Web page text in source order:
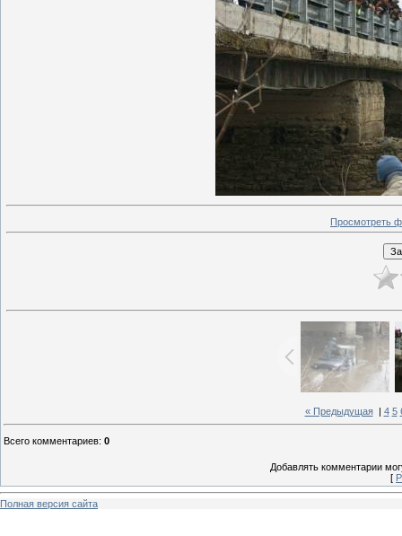
Просмотреть
« Предыдущая| 4 5
Всего комментариев: 0
Добавлять комментарии
[
Полная версия сайта